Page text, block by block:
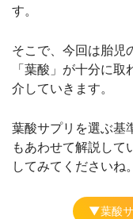
す。
そこで、今回は胎児
「葉酸」が十分に
介していきます。
葉酸サプリを選ぶ基
もあわせて解説して
してみてくださいね。
▼葉酸サ